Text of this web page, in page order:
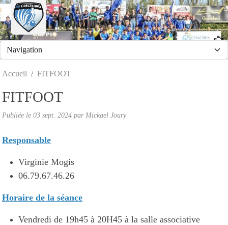
Accueil FITFOOT
FITFOOT
Publiée le 03 sept. 2024 par Mickael Joury
Responsable
Virginie Mogis
06.79.67.46.26
Horaire de la séance
Vendredi de 19h45 à 20H45 à la salle associative
Panneau de gestion des cookies